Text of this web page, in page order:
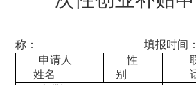
单位
称 ： 填报时间：
申请人
姓名
性
别